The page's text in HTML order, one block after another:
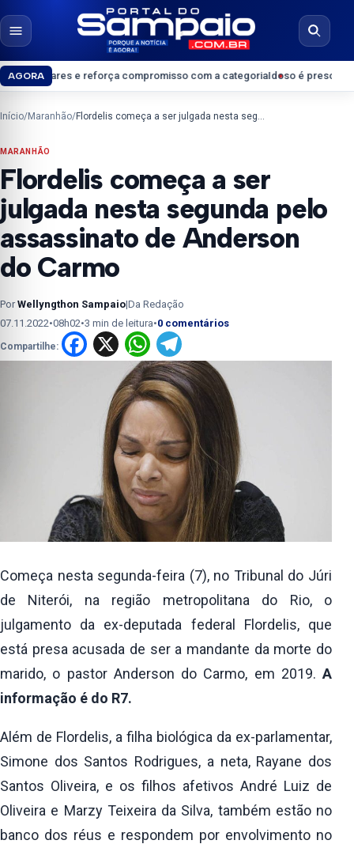
Pular para o conteúdo
Abrir menu
Abrir
AGORA
reforça compromisso com a categoriaIdoso é preso suspeito de
Início/Maranhão/ Flordelis começa a ser julgada nesta segunda pelo assassinato de Anderson do Carmo
MARANHÃO
Flordelis começa a ser
julgada nesta segunda pelo
assassinato de Anderson
do Carmo
PorWellyngthon Sampaio|Da Redação
07.11.2022•08h02•3 min de leitura•0 comentários
Compartilhe: Facebook
X WhatsApp
Começa nesta segunda-feira (7), no Tribunal do Júri
de Niterói, na região metropolitana do Rio, o
julgamento da ex-deputada federal Flordelis, que
está presa acusada de ser a mandante da morte do
marido, o pastor Anderson do Carmo, em 2019. A
informação é do R7.
Além de Flordelis, a filha biológica da ex-parlamentar,
Simone dos Santos Rodrigues, a neta, Rayane dos
Santos Oliveira, e os filhos afetivos André Luiz de
Oliveira e Marzy Teixeira da Silva, também estão no
banco dos réus e respondem por envolvimento no